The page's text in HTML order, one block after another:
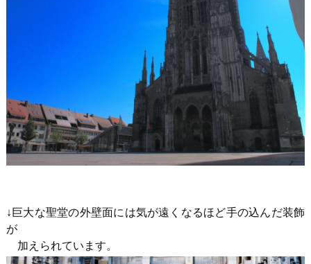
↓巨大な聖堂の外壁面には気が遠くなるほど手の込んだ装飾
が
加えられています。